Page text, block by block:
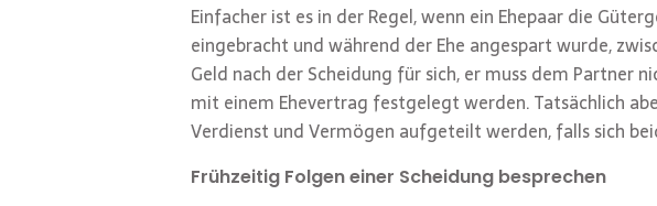
Einfacher ist es in der Regel, wenn ein Ehepaar die
eingebracht und während der Ehe angespart wurde,
Geld nach der Scheidung für sich, er muss dem Partner
mit einem Ehevertrag festgelegt werden. Tatsächlich
Verdienst und Vermögen aufgeteilt werden, falls sich
Frühzeitig Folgen einer Scheidung besprechen